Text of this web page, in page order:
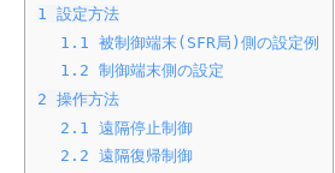
1
設定方法
1.1
被制御端末(SFR局)側の設定例
1.2 制御端末側の設定
2 操作方法
2.1
遠隔停止制御
2.2 遠隔復帰制御